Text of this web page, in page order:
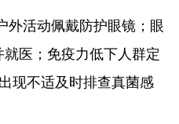
活动佩戴防护眼镜；眼
医；免疫力低下人群定
现不适及时排查真菌感